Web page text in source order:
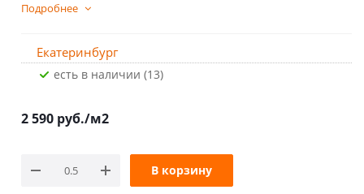
Подробнее
Екатеринбург
Есть в наличии (13)
2 590 руб./м2
В корзину